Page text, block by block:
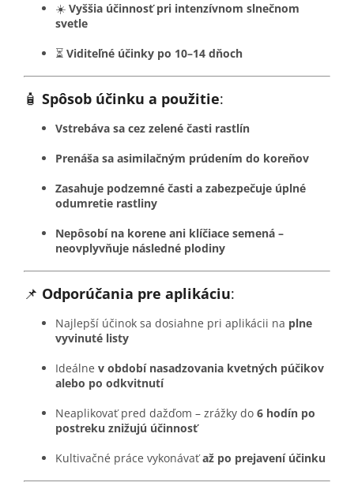
☀️ Vyššia účinnosť pri intenzívnom slnečnom
svetle
⏳ Viditeľné účinky po 10–14 dňoch
🧴 Spôsob účinku a použitie:
Vstrebáva sa cez zelené časti rastlín
Prenáša sa asimilačným prúdením do koreňov
Zasahuje podzemné časti a zabezpečuje úplné
odumretie rastliny
Nepôsobí na korene ani klíčiace semená –
neovplyvňuje následné plodiny
📌 Odporúčania pre aplikáciu:
Najlepší účinok sa dosiahne pri aplikácii na plne
vyvinuté listy
Ideálne v období nasadzovania kvetných púčikov
alebo po odkvitnutí
Neaplikovať pred dažďom – zrážky do 6 hodín po
postreku znižujú účinnosť
Kultivačné práce vykonávaťaž po prejavení účinku